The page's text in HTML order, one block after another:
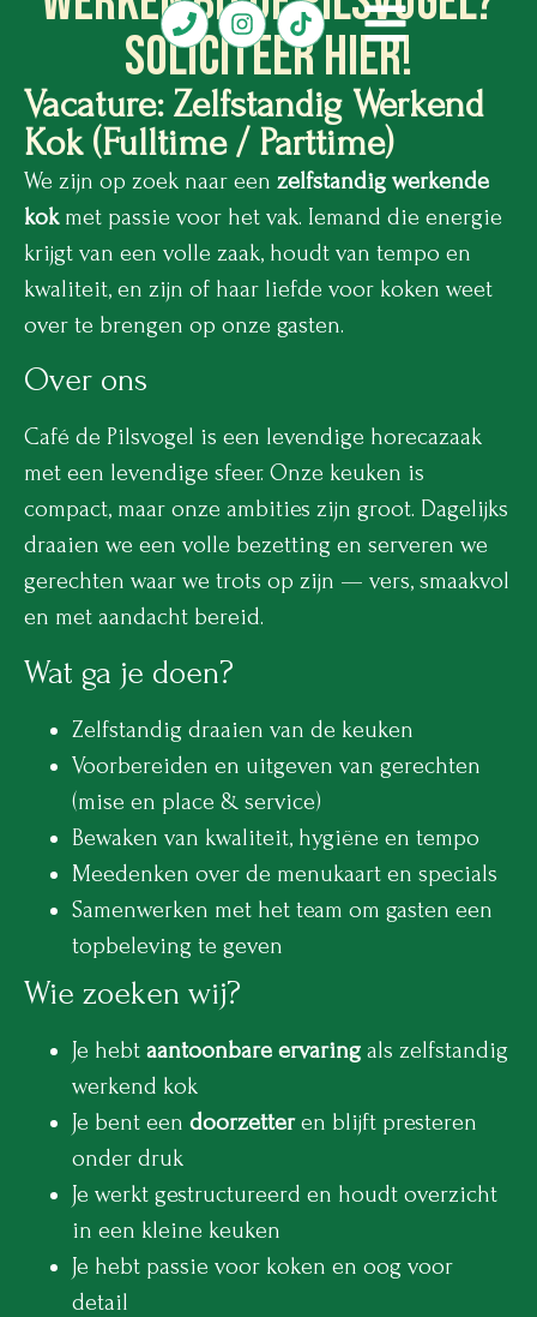
Soliciteer hier!
Vacature: Zelfstandig Werkend
Kok (Fulltime / Parttime)
We zijn op zoek naar een zelfstandig werkende
kokmet passie voor het vak. Iemand die energie
krijgt van een volle zaak, houdt van tempo en
kwaliteit, en zijn of haar liefde voor koken weet
over te brengen op onze gasten.
Over ons
Café de Pilsvogel is een levendige horecazaak
met een levendige sfeer. Onze keuken is
compact, maar onze ambities zijn groot. Dagelijks
draaien we een volle bezetting en serveren we
gerechten waar we trots op zijn — vers, smaakvol
en met aandacht bereid.
Wat ga je doen?
Zelfstandig draaien van de keuken
Voorbereiden en uitgeven van gerechten
(mise en place & service)
Bewaken van kwaliteit, hygiëne en tempo
Meedenken over de menukaart en specials
Samenwerken met het team om gasten een
topbeleving te geven
Wie zoeken wij?
Je hebt aantoonbare ervaring als zelfstandig
werkend kok
Je bent een doorzetteren blijft presteren
onder druk
Je werkt gestructureerd en houdt overzicht
in een kleine keuken
Je hebt passie voor koken en oog voor
detail